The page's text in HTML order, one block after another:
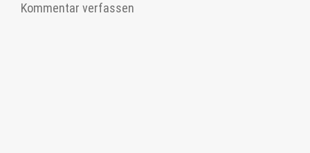
Kommentar verfassen